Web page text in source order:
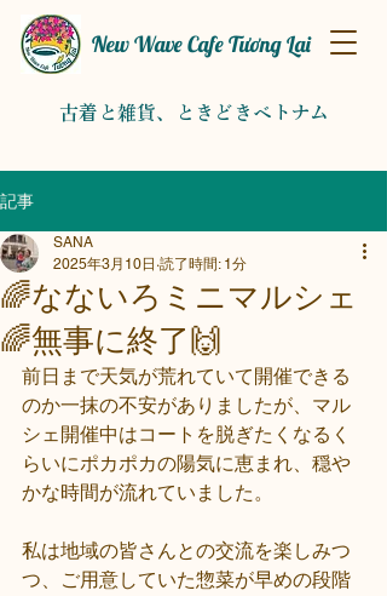
New Wave Cafe Tương Lai
古着と雑貨、 ​ときどきベトナム​
記事
🌈なないろミニマルシェ
🌈無事に終了🙌
SANA
2025年3月10日 読了時間: 1分
前日まで天気が荒れていて開催できる
のか一抹の不安がありましたが、マル
シェ開催中はコートを脱ぎたくなるく
らいにポカポカの陽気に恵まれ、穏や
かな時間が流れていました。
私は地域の皆さんとの交流を楽しみつ
つ、ご用意していた惣菜が早めの段階